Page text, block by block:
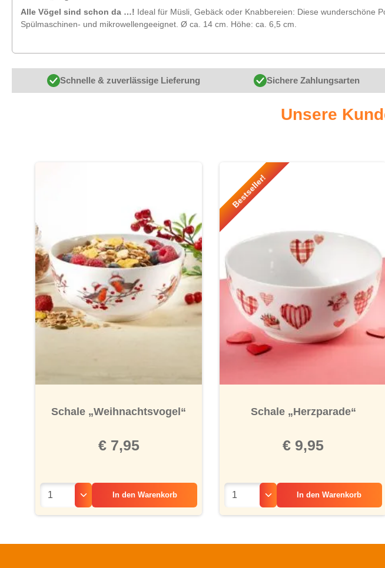
Alle Vögel sind schon da …! Ideal für Müsli, Gebäck oder Knabbereien: Diese wunderschöne
Spülmaschinen- und mikrowellengeeignet. Ø ca. 14 cm. Höhe: ca. 6,5 cm.
Schnelle & zuverlässige Lieferung Sichere Zahlungsarten
Unsere
Schale „Weihnachtsvogel“
€ 7,95
In den Warenkorb
Bestseller!
Schale „Herzparade“
€ 9,95
In den Warenkorb